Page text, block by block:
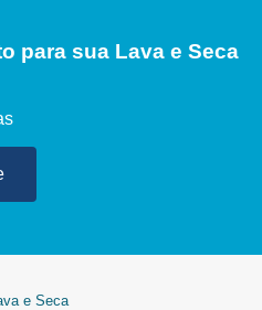
para sua Lava e Seca
e Seca